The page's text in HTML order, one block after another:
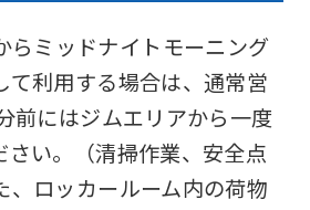
らミッドナイトモーニング
て利用する場合は、通常営
前にはジムエリアから一度
さい。（清掃作業、安全点
、ロッカールーム内の荷物